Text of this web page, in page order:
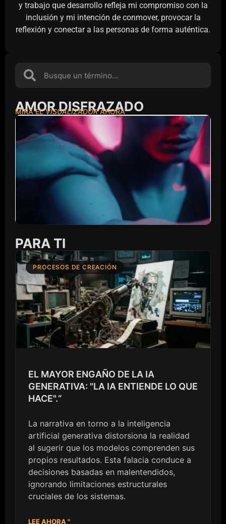
y trabajo que desarrollo refleja mi compromiso con la
inclusión y mi intención de conmover, provocar la
reflexión y conectar a las personas de forma auténtica.
AMOR DISFRAZADO
MIRA ELVISUALIZADORAHORA
PARA TI
PROCESOS DE CREACIÓN
EL MAYOR ENGAÑO DE LA IA
GENERATIVA: "LA IA ENTIENDE LO QUE
HACE".“
La narrativa en torno a la inteligencia
artificial generativa distorsiona la realidad
al sugerir que los modelos comprenden sus
propios resultados. Esta falacia conduce a
decisiones basadas en malentendidos,
ignorando limitaciones estructurales
cruciales de los sistemas.
LEE AHORA "